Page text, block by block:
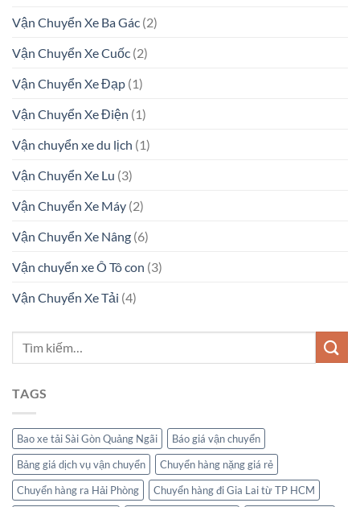
Vận Chuyển Xe Ba Gác (2)
Vận Chuyển Xe Cuốc (2)
Vận Chuyển Xe Đạp (1)
Vận Chuyển Xe Điện (1)
Vận chuyển xe du lịch (1)
Vận Chuyển Xe Lu (3)
Vận Chuyển Xe Máy (2)
Vận Chuyển Xe Nâng (6)
Vận chuyển xe Ô Tô con (3)
Vận Chuyển Xe Tải (4)
TAGS
Bao xe tải Sài Gòn Quảng Ngãi
Báo giá vận chuyển
Bảng giá dịch vụ vận chuyển
Chuyển hàng nặng giá rẻ
Chuyển hàng ra Hải Phòng
Chuyển hàng đi Gia Lai từ TP HCM